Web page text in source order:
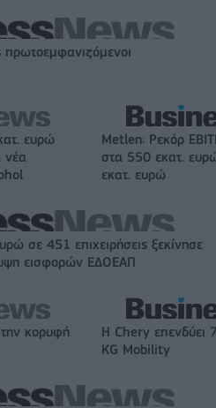
ευρώ
νέα
Metlen: Ρεκόρ
στα 550 εκατ.
εκατ. ευρώ
σε 451 επιχειρήσεις ξεκίνησε
εισφορών ΕΔΟΕΑΠ
κορυφή
Η Chery επενδύει
KG Mobility